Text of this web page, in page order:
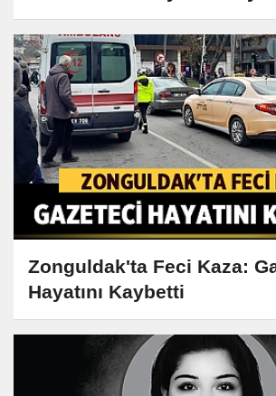
Zonguldak'ta Feci Kaza:
Hayatını Kaybetti